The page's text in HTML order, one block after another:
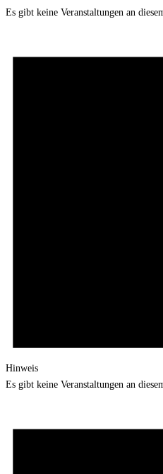
Es gibt keine Veranstaltungen an
Hinweis
Es gibt keine Veranstaltungen an